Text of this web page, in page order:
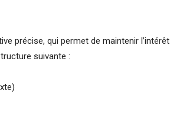
précise, qui permet de maintenir l’intérêt
suivante :